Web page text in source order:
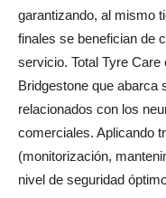
garantizando, al mismo
finales se benefician de
servicio. Total Tyre
Bridgestone que abarca
relacionados con los
comerciales. Aplicando
(monitorización,
nivel de seguridad